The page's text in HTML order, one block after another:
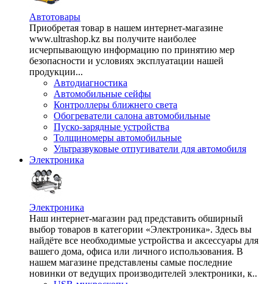
Автотовары
Приобретая товар в нашем интернет-магазине
www.ultrashop.kz вы получите наиболее
исчерпывающую информацию по принятию мер
безопасности и условиях эксплуатации нашей
продукции...
Автодиагностика
Автомобильные сейфы
Контроллеры ближнего света
Обогреватели салона автомобильные
Пуско-зарядные устройства
Толщиномеры автомобильные
Ультразвуковые отпугиватели для автомобиля
Электроника
Электроника
Наш интернет-магазин рад представить обширный
выбор товаров в категории «Электроника». Здесь вы
найдёте все необходимые устройства и аксессуары для
вашего дома, офиса или личного использования. В
нашем магазине представлены самые последние
новинки от ведущих производителей электроники, к..